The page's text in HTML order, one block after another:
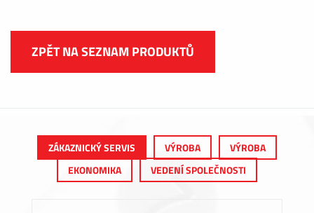
ZPĚT NA SEZNAM PRODUKTŮ
ZÁKAZNICKÝ SERVIS VÝROBA
VÝROBA
EKONOMIKA
VEDENÍ SPOLEČNOSTI